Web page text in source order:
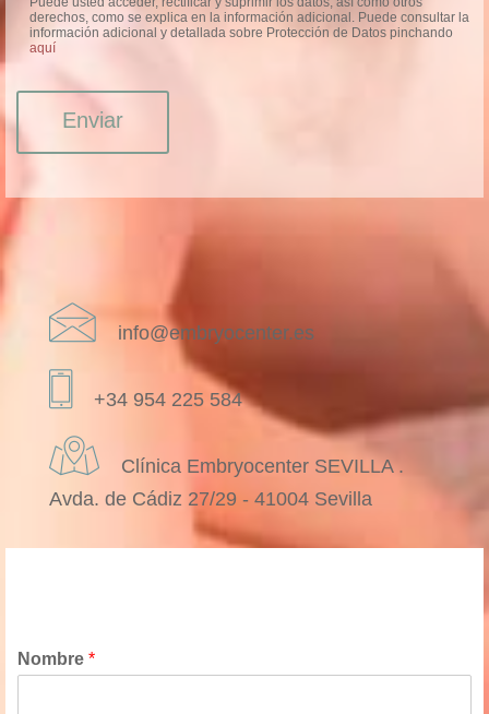
derechos, como se explica en la información adicional. Puede consultar la
información adicional y detallada sobre Protección de Datos pinchando
aquí
Enviar
info@embryocenter.es
+34 954 225 584
Clínica Embryocenter SEVILLA .
Avda. de Cádiz 27/29 - 41004 Sevilla
Nombre *